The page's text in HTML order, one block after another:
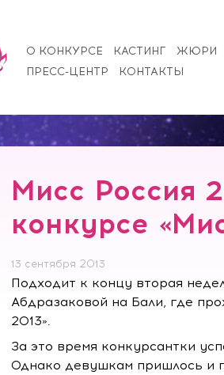
О КОНКУРСЕ КАСТИНГ ЖЮРИ
ПРЕСС-ЦЕНТР
КОНТАКТЫ
Мисс Россия
конкурсе
13 сентября 2013
Подходит к концу вторая
Абдразаковой на Бали, где
2013».
За это время конкурсантки
Однако девушкам пришлось и